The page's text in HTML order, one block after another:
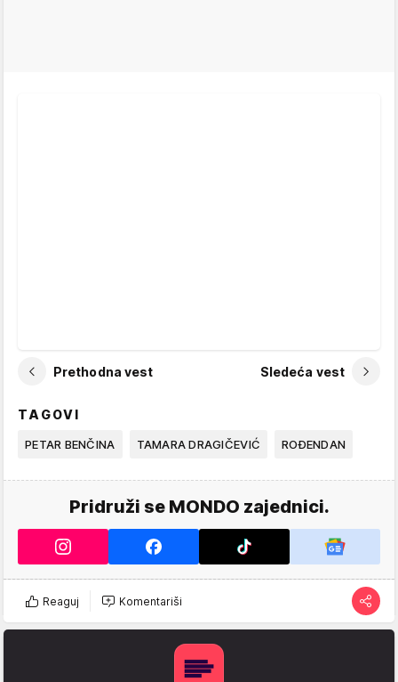
Prethodna vest Sledeća vest
TAGOVI
PETAR BENČINA TAMARA DRAGIČEVIĆ ROĐENDAN
Pridruži se MONDO zajednici.
Reaguj Komentariši